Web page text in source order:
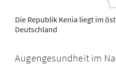
Die Republik Kenia liegt im
Deutschland
Augengesundheit im